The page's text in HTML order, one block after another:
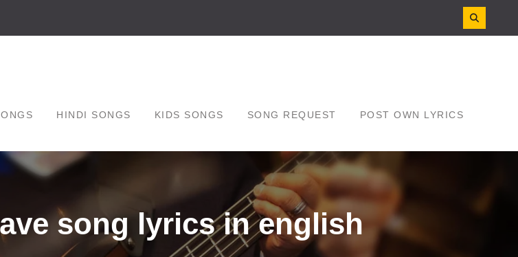
HINDI SONGS KIDS SONGS SONG REQUEST POST OWN LYRICS
song lyrics in english